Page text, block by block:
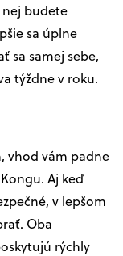
nej budete
sa úplne
sa samej sebe,
týždne v roku.
vhod vám padne
Aj keď
v lepšom
Oba
rýchly